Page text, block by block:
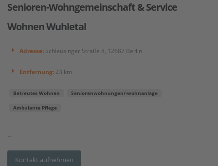
Senioren-Wohngemeinschaft & Service
Wohnen Wuhletal
Adresse: Schleusinger Straße 8, 12687 Berlin
Entfernung: 23 km
Betreutes Wohnen Seniorenwohnungen/-wohnanlage
Ambulante Pflege
...
Kontakt aufnehmen